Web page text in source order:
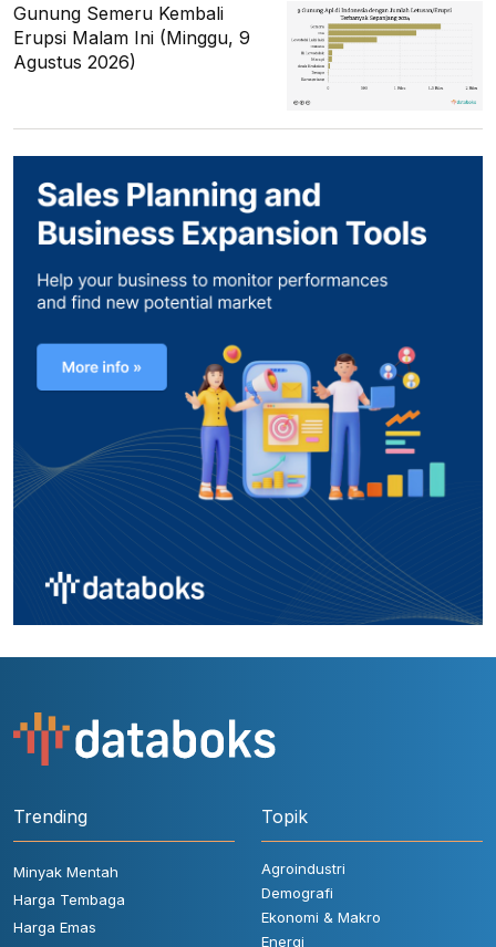
Gunung Semeru Kembali
Erupsi Malam Ini (Minggu, 9
Agustus 2026)
Trending
Minyak Mentah
Harga Tembaga
Harga Emas
Topik
Agroindustri
Demografi
Ekonomi & Makro
Energi